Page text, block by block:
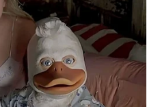
з вільних джерел,